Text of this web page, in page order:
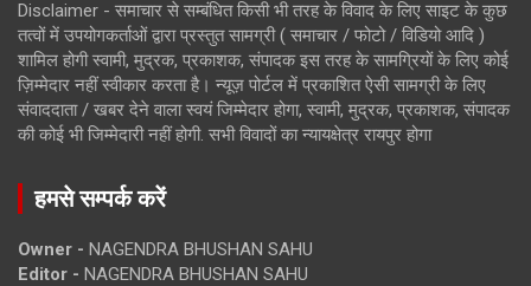
Disclaimer - समाचार से सम्बंधित किसी भी तरह के विवाद के लिए साइट के कुछ
तत्वों में उपयोगकर्ताओं द्वारा प्रस्तुत सामग्री ( समाचार / फोटो / विडियो आदि )
शामिल होगी स्वामी, मुद्रक, प्रकाशक, संपादक इस तरह के सामग्रियों के लिए कोई
ज़िम्मेदार नहीं स्वीकार करता है। न्यूज़ पोर्टल में प्रकाशित ऐसी सामग्री के लिए
संवाददाता / खबर देने वाला स्वयं जिम्मेदार होगा, स्वामी, मुद्रक, प्रकाशक, संपादक
की कोई भी जिम्मेदारी नहीं होगी. सभी विवादों का न्यायक्षेत्र रायपुर होगा
हमसे सम्पर्क करें
Owner - NAGENDRA BHUSHAN SAHU
Editor - NAGENDRA BHUSHAN SAHU